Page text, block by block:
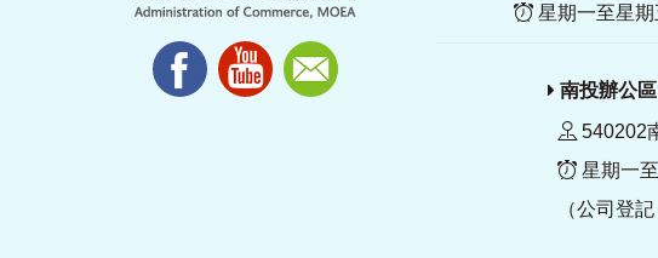
星期一至星期
南投辦公區
540202
星期一
（公司登